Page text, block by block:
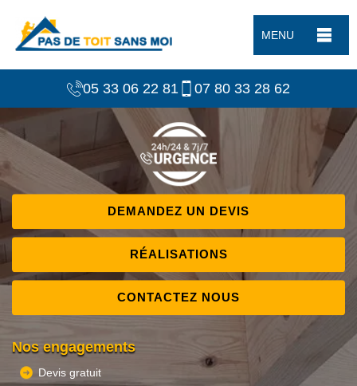
MENU
05 33 06 22 81 07 80 33 28 62
DEMANDEZ UN DEVIS
RÉALISATIONS
CONTACTEZ NOUS
Nos engagements
Devis gratuit